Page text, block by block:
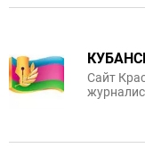
Сайт